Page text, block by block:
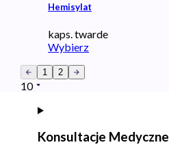
Hemisylat
kaps. twarde
Wybierz
1 2
10
Konsultacje Medyczne